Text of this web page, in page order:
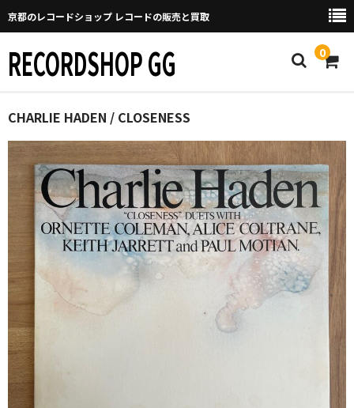
京都のレコードショップ レコードの販売と買取
RECORDSHOP GG 0
Home
マイページ
GGについて
買取について
取り置きなどについて
Categories
New Arrivals
新譜
CHARLIE HADEN / CLOSENESS